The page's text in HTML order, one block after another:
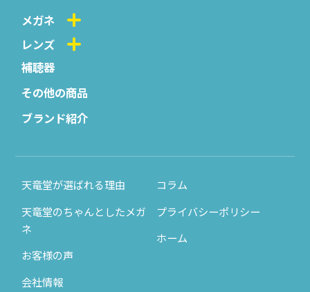
メガネ
レンズ
補聴器
その他の商品
ブランド紹介
天竜堂が選ばれる理由
天竜堂のちゃんとしたメガ
ネ
お客様の声
会社情報
コラム
プライバシーポリシー
ホーム